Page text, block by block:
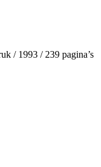
/ 1993 / 239 pagina’s